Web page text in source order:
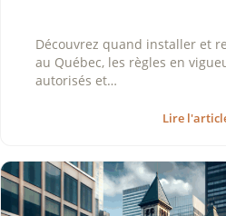
Découvrez quand installer et
au Québec, les règles en
autorisés et…
Lire